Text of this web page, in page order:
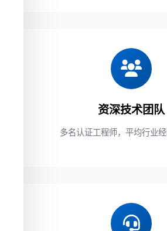
资深技术团队
多名认证工程师，平均行业